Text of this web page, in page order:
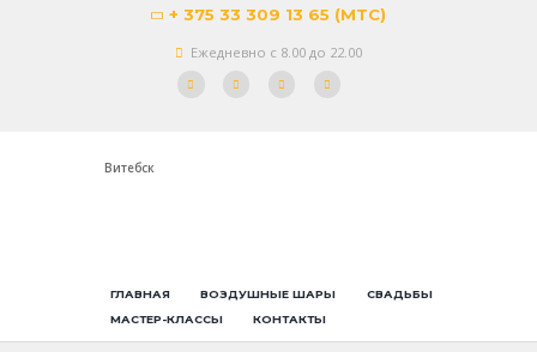
+ 375 33 309 13 65 (МТС)
Ежедневно с 8.00 до 22.00
Витебск
ГЛАВНАЯ ВОЗДУШНЫЕ ШАРЫ
СВАДЬБЫ
МАСТЕР-КЛАССЫ
КОНТАКТЫ